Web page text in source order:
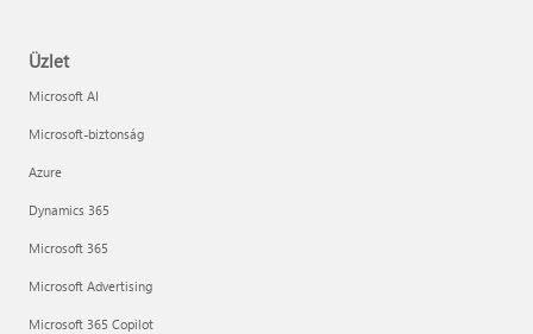
Üzlet
Microsoft AI
Microsoft-biztonság
Azure
Dynamics 365
Microsoft 365
Microsoft Advertising
Microsoft 365 Copilot